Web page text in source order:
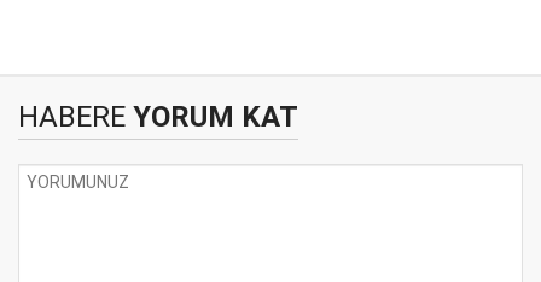
HABERE YORUM KAT